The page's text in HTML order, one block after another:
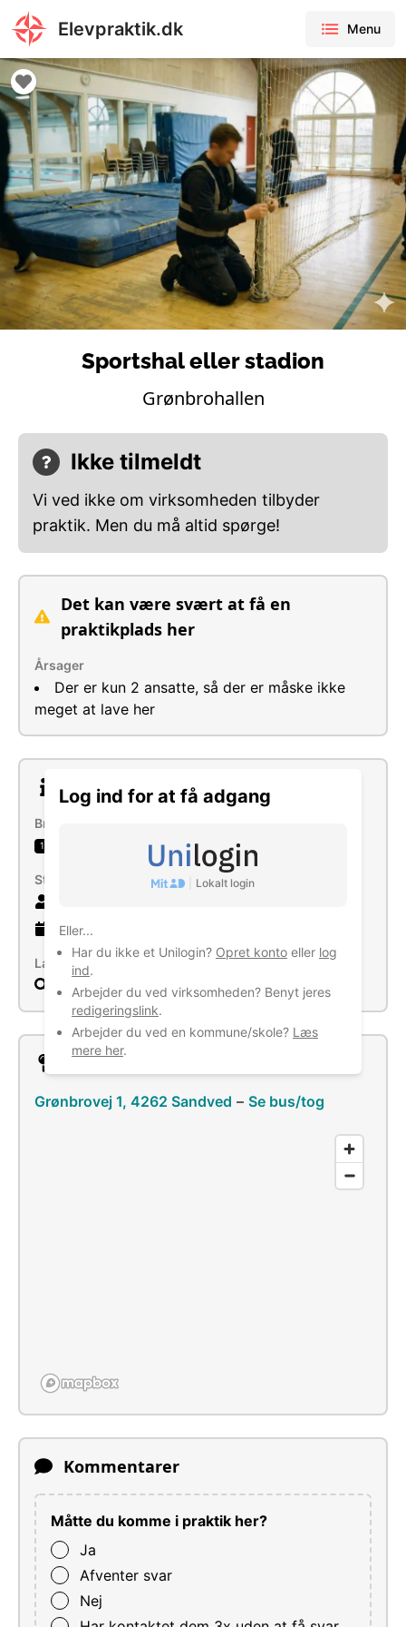
Elevpraktik.dk Menu
Log ind for at få adgang
Lokalt login
Eller...
Har du ikke et Unilogin? Opret konto eller log
ind.
Arbejder du ved virksomheden? Benyt jeres
redigeringslink.
Arbejder du ved en kommune/skole? Læs
mere her.
Sportshal eller stadion
Grønbrohallen
Ikke tilmeldt
Vi ved ikke om virksomheden tilbyder
praktik. Men du må altid spørge!
Det kan være svært at få en
praktikplads her
Årsager
Der er kun 2 ansatte, så der er måske ikke
meget at lave her
Om virksomheden
Brancher
1 Drift af sportsanlæg
Størrelse
34 år
Læs mere
Søg
Lokation
Grønbrovej 1, 4262 Sandved – Se bus/tog
Kommentarer
Måtte du komme i praktik her?
Ja
Afventer svar
Nej